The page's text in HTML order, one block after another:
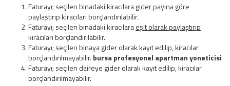
Faturayı; seçilen binadaki kiracılaragider payına göre
paylaştırıp kiracıları borçlandırılabilir.
Faturayı; seçilen binadaki kiracılaraeşit olarak paylaştırıp
kiracıları borçlandırılabilir.
Faturayı; seçilen binaya gider olarak kayıt edilip, kiracılar
borçlandırılmayabilir. bursa profesyonel apartman yoneticisi
Faturayı; seçilen daireye gider olarak kayıt edilip, kiracılar
borçlandırılmayabilir.